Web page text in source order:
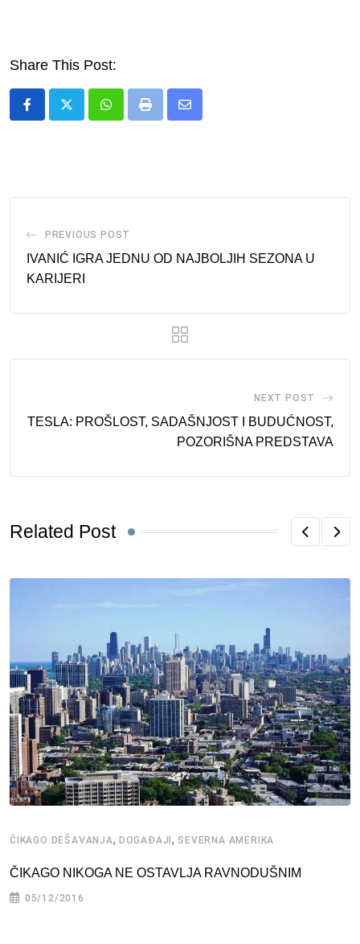
Share This Post:
WhatsappPrint
Share
PREVIOUS POST
IVANIĆ IGRA JEDNU OD NAJBOLJIH SEZONA U
KARIJERI
NEXT POST
TESLA: PROŠLOST, SADAŠNJOST I BUDUĆNOST,
POZORIŠNA PREDSTAVA
Related Post
ČIKAGO DEŠAVANJA, DOGAĐAJI, SEVERNA AMERIKA
ČIKAGO NIKOGA NE OSTAVLJA RAVNODUŠNIM
05/12/2016